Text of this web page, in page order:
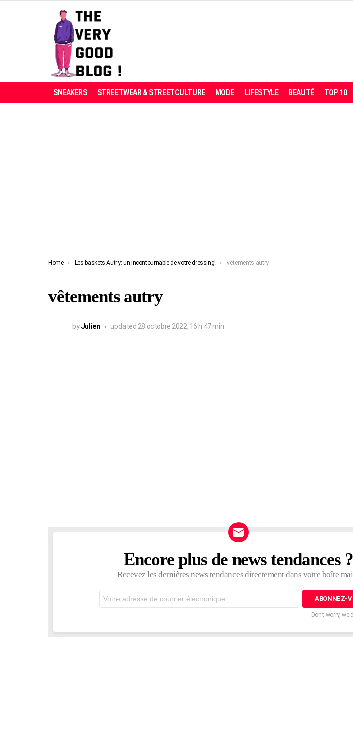
SNEAKERS STREETWEAR & STREETCULTURE MODE LIFESTYLE BEAUTÉ TOP 10
You are here:
Home Les baskets Autry: un incontournable de votre dressing! vêtements autry
vêtements autry
by Julien updated 28 octobre 2022, 16 h 47 min
NEWSLETTEREncore plus de news tendances ?
Recevez les dernières news tendances directement dans votre boîte
de
courrier
Don't worry, we